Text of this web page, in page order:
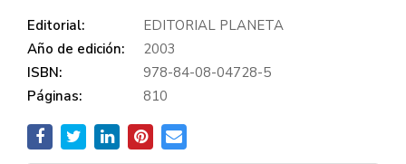
Editorial:
EDITORIAL PLANETA
Año de edición:
2003
ISBN:
978-84-08-04728-5
Páginas:
810